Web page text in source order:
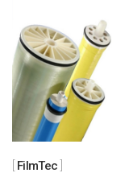
FilmTec